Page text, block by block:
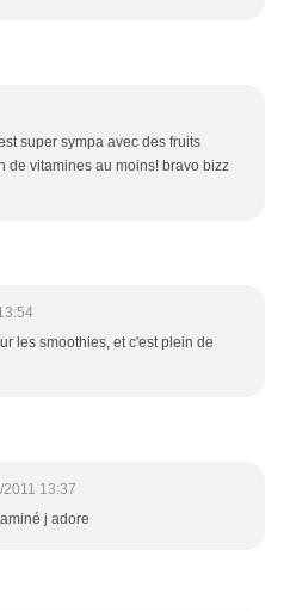
super sympa avec des fruits
de vitamines au moins! bravo bizz
les smoothies, et c'est plein de
13:37
j adore